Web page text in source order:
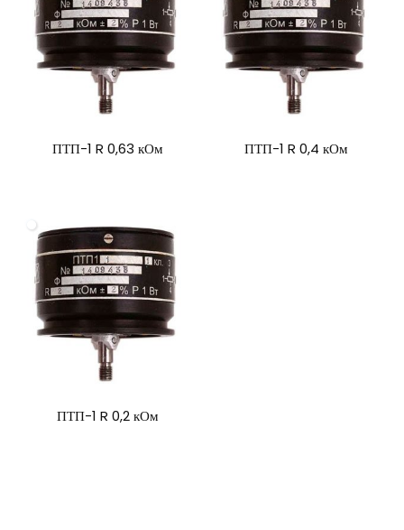
ПТП-1 R 0,63 кОм ПТП-1 R 0,4 кОм
ПТП-1 R 0,2 кОм